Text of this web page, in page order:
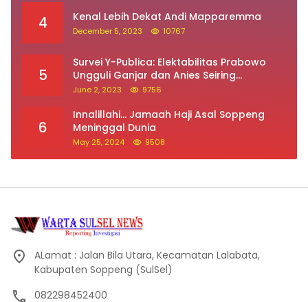
4 Kenal Lebih Dekat Andi Mapparemma
December 5, 2023 10767
5
Survei Y-Publica: Elektabilitas Prabowo
Ungguli Ganjar dan Anies Seiring
Kepuasan Terhadap Jokowi Naik
June 2, 2023 9756
6
Innalillahi… Jamaah Haji Asal Soppeng
Meninggal Dunia
May 25, 2024 9508
ALamat : Jalan Bila Utara, Kecamatan Lalabata,
Kabupaten Soppeng (SulSel)
082298452400